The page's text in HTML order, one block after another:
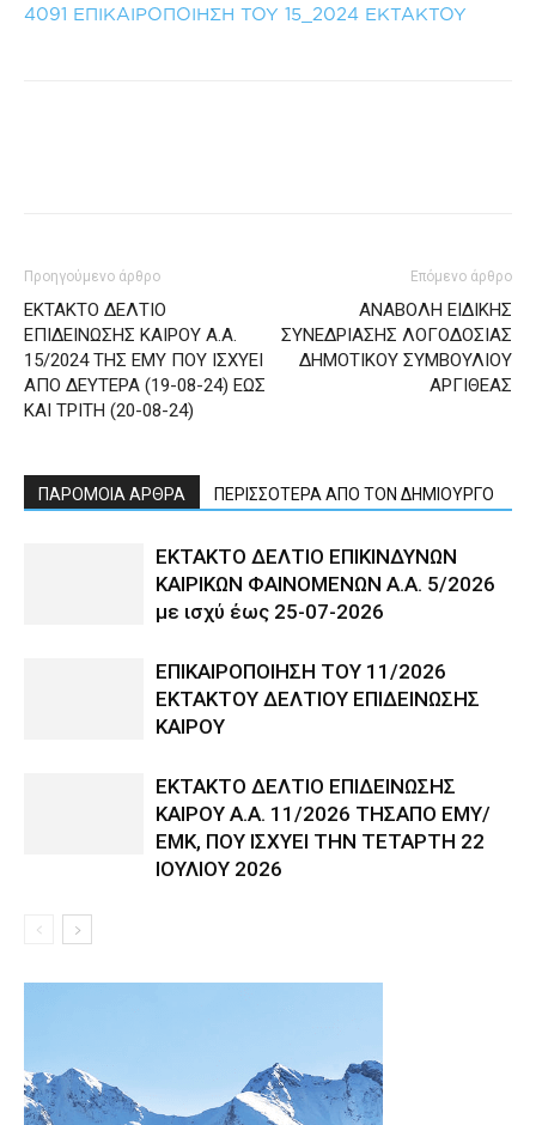
4091 ΕΠΙΚΑΙΡΟΠΟΙΗΣΗ ΤΟΥ 15_2024 ΕΚΤΑΚΤΟΥ
Προηγούμενο άρθρο
ΕΚΤΑΚΤΟ ΔΕΛΤΙΟ
ΕΠΙΔΕΙΝΩΣΗΣ ΚΑΙΡΟΥ Α.Α.
15/2024 ΤΗΣ ΕΜΥ ΠΟΥ ΙΣΧΥΕΙ
ΑΠΟ ΔΕΥΤΕΡΑ (19-08-24) ΕΩΣ
ΚΑΙ ΤΡΙΤΗ (20-08-24)
Επόμενο άρθρο
ΑΝΑΒΟΛΗ ΕΙΔΙΚΗΣ
ΣΥΝΕΔΡΙΑΣΗΣ ΛΟΓΟΔΟΣΙΑΣ
ΔΗΜΟΤΙΚΟΥ ΣΥΜΒΟΥΛΙΟΥ
ΑΡΓΙΘΕΑΣ
ΠΑΡΟΜΟΙΑ ΑΡΘΡΑ ΠΕΡΙΣΣΟΤΕΡΑ ΑΠΟ ΤΟΝ ΔΗΜΙΟΥΡΓΟ
ΕΚΤΑΚΤΟ ΔΕΛΤΙΟ ΕΠΙΚΙΝΔΥΝΩΝ
ΚΑΙΡΙΚΩΝ ΦΑΙΝΟΜΕΝΩΝ Α.Α. 5/2026
με ισχύ έως 25-07-2026
ΕΠΙΚΑΙΡΟΠΟΙΗΣΗ ΤΟΥ 11/2026
ΕΚΤΑΚΤΟΥ ΔΕΛΤΙΟΥ ΕΠΙΔΕΙΝΩΣΗΣ
ΚΑΙΡΟΥ
ΕΚΤΑΚΤΟ ΔΕΛΤΙΟ ΕΠΙΔΕΙΝΩΣΗΣ
ΚΑΙΡΟΥ Α.Α. 11/2026 ΤΗΣΑΠΟ ΕΜΥ/
ΕΜΚ, ΠΟΥ ΙΣΧΥΕΙ ΤΗΝ ΤΕΤΑΡΤΗ 22
ΙΟΥΛΙΟΥ 2026